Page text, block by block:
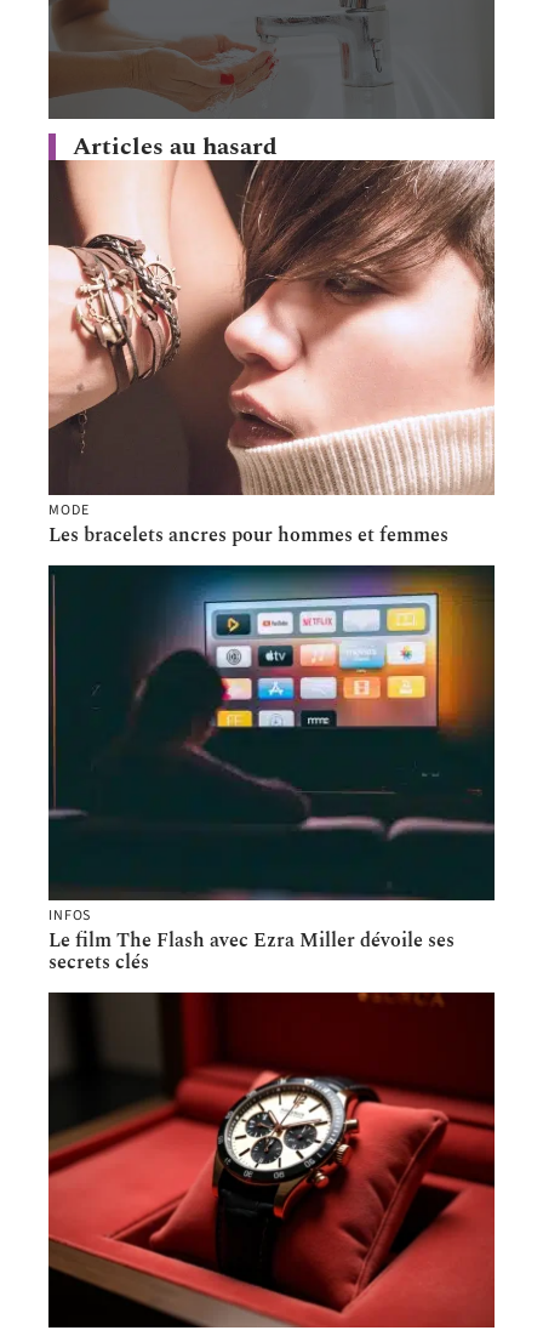
Articles au hasard
MODE
Les bracelets ancres pour hommes et femmes
INFOS
Le film The Flash avec Ezra Miller dévoile ses
secrets clés